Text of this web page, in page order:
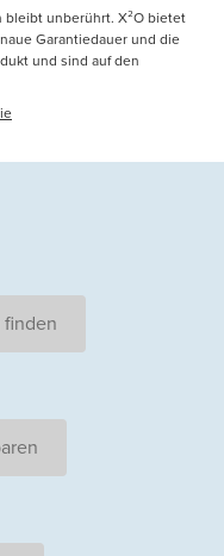
unberührt. X²O bietet
Garantiedauer und die
und sind auf den
finden